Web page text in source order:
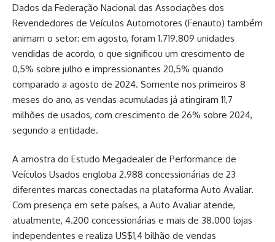
Dados da Federação Nacional das Associações dos
Revendedores de Veículos Automotores (Fenauto) também
animam o setor: em agosto, foram 1.719.809 unidades
vendidas de acordo, o que significou um crescimento de
0,5% sobre julho e impressionantes 20,5% quando
comparado a agosto de 2024. Somente nos primeiros 8
meses do ano, as vendas acumuladas já atingiram 11,7
milhões de usados, com crescimento de 26% sobre 2024,
segundo a entidade.
A amostra do Estudo Megadealer de Performance de
Veículos Usados engloba 2.988 concessionárias de 23
diferentes marcas conectadas na plataforma Auto Avaliar.
Com presença em sete países, a Auto Avaliar atende,
atualmente, 4.200 concessionárias e mais de 38.000 lojas
independentes e realiza US$1,4 bilhão de vendas